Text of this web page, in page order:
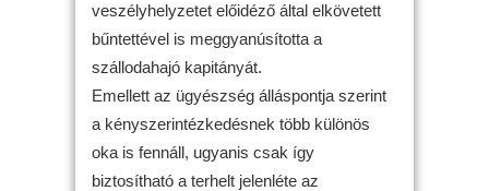
veszélyhelyzetet előidéző által elkövetett
bűntettével is meggyanúsította a
szállodahajó kapitányát.
Emellett az ügyészség álláspontja szerint
a kényszerintézkedésnek több különös
oka is fennáll, ugyanis csak így
biztosítható a terhelt jelenléte az